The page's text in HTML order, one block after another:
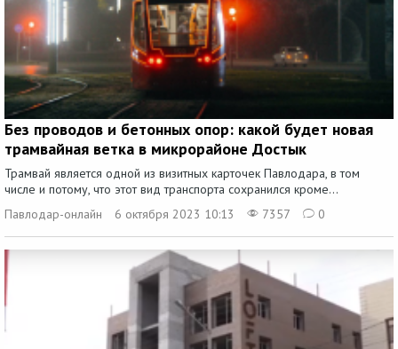
Без проводов и бетонных опор: какой будет новая
трамвайная ветка в микрорайоне Достык
Трамвай является одной из визитных карточек Павлодара, в том
числе и потому, что этот вид транспорта сохранился кроме...
Павлодар-онлайн
6 октября 2023 10:13 7357 0